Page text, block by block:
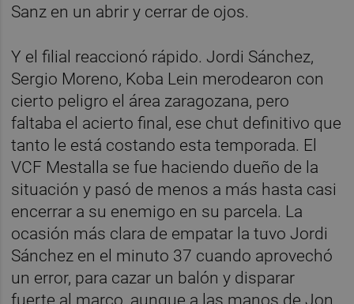
Sanz en un abrir y cerrar de ojos.
Y el filial reaccionó rápido. Jordi Sánchez,
Sergio Moreno, Koba Lein merodearon con
cierto peligro el área zaragozana, pero
faltaba el acierto final, ese chut definitivo que
tanto le está costando esta temporada. El
VCF Mestalla se fue haciendo dueño de la
situación y pasó de menos a más hasta casi
encerrar a su enemigo en su parcela. La
ocasión más clara de empatar la tuvo Jordi
Sánchez en el minuto 37 cuando aprovechó
un error, para cazar un balón y disparar
fuerte al marco, aunque a las manos de Jon